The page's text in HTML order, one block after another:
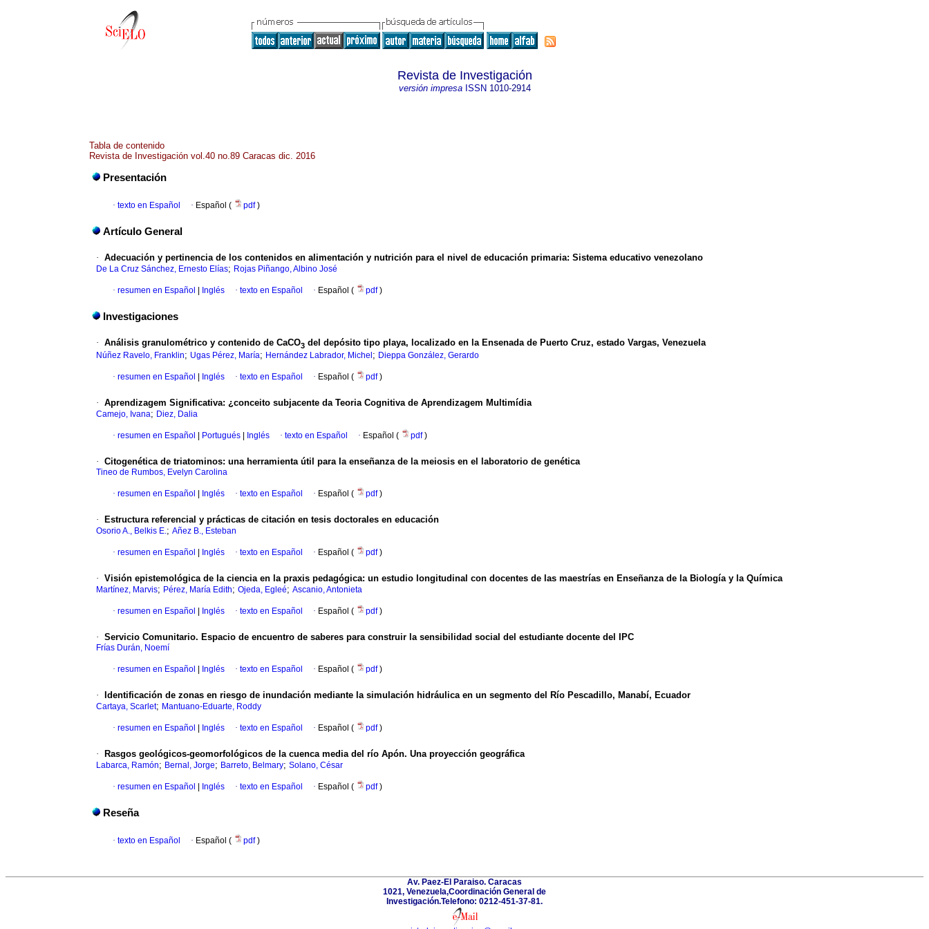
Revista de Investigación
versión impresaISSN 1010-2914
Tabla de contenido
Revista de Investigación vol.40 no.89 Caracas dic. 2016
Presentación
· texto en Español · Español ( pdf)
Artículo General
· Adecuación y pertinencia de los contenidos en alimentación y nutrición para el nivel de educación primaria: Sistema educativo venezolano
De La Cruz Sánchez, Ernesto Elías; Rojas Piñango, Albino José
· resumen en Español Inglés · texto en Español · Español ( pdf)
Investigaciones
· Análisis granulométrico y contenido de CaCO3 del depósito tipo playa, localizado en la Ensenada de Puerto Cruz, estado Vargas, Venezuela
Núñez Ravelo, Franklin; Ugas Pérez, María; Hernández Labrador, Michel ; Dieppa González, Gerardo
· resumen en Español Inglés · texto en Español · Español ( pdf)
· Aprendizagem Significativa: ¿conceito subjacente da Teoria Cognitiva de Aprendizagem Multimídia
Camejo, Ivana; Diez, Dalia
· resumen en Español Portugués Inglés · texto en Español · Español ( pdf)
· Citogenética de triatominos: una herramienta útil para la enseñanza de la meiosis en el laboratorio de genética
Tineo de Rumbos, Evelyn Carolina
· resumen en Español Inglés · texto en Español · Español ( pdf)
· Estructura referencial y prácticas de citación en tesis doctorales en educación
Osorio A., Belkis E.; Añez B., Esteban
· resumen en Español Inglés · texto en Español · Español ( pdf)
· Visión epistemológica de la ciencia en la praxis pedagógica: un estudio longitudinal con docentes de las maestrías en Enseñanza de la Biología y la Química
Martínez, Marvis; Pérez, María Edith; Ojeda, Egleé; Ascanio, Antonieta
· resumen en Español Inglés · texto en Español · Español ( pdf)
· Servicio Comunitario. Espacio de encuentro de saberes para construir la sensibilidad social del estudiante docente del IPC
Frías Durán, Noemí
· resumen en Español Inglés · texto en Español · Español ( pdf)
· Identificación de zonas en riesgo de inundación mediante la simulación hidráulica en un segmento del Río Pescadillo, Manabí, Ecuador
Cartaya, Scarlet; Mantuano-Eduarte, Roddy
· resumen en Español Inglés · texto en Español · Español ( pdf)
· Rasgos geológicos-geomorfológicos de la cuenca media del río Apón. Una proyección geográfica
Labarca, Ramón; Bernal, Jorge; Barreto, Belmary; Solano, César
· resumen en Español Inglés · texto en Español · Español ( pdf)
Reseña
· texto en Español · Español ( pdf)
Av. Paez-El Paraiso. Caracas
1021, Venezuela,Coordinación General de
Investigación.Telefono: 0212-451-37-81.